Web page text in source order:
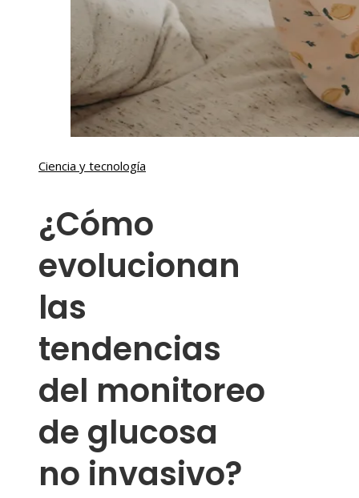
Ciencia y tecnología
¿Cómo
evolucionan
las
tendencias
del monitoreo
de glucosa
no invasivo?